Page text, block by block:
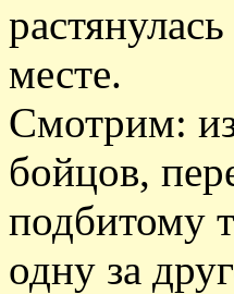
месте.
Смотрим:
бойцов,
подбитому
одну за